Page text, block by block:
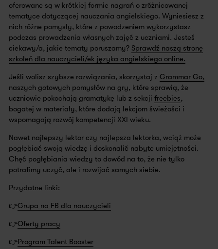
oferowane są w krótkiej formie nagrań o zróżnicowanej
tematyce dotyczącej nauczania angielskiego. Wyniesiesz z
nich różne pomysły, które z powodzeniem wykorzystasz
podczas prowadzenia własnych zajęć z uczniami. Jesteś
ciekawy/a, jakie tematy poruszamy? Sprawdź naszą stronę
szkoleń dla nauczycieli/ek języka angielskiego online.
Jeśli wolisz szybsze rozwiązania, skorzystaj z Grammar Go,
naszych gotowych pomysłów na gry, które sprawią, że
uczniowie pokochają gramatykę lub z sekcji freebies,
bogatej w materiały, które dodają lekcjom świeżości i
wspomagają rozwój kompetencji XXI wieku.
Nawet najlepszy lektor czy najlepsza lektorka, wciąż może
pogłębiać swoją wiedzę i doskonalić nabyte umiejętności.
Chęć pogłębiania wiedzy to dowód na to, że nie tylko
potrafimy uczyć, ale i rozwijać samych siebie.
Przydatne linki:
👉Grupa na FB dla nauczycieli
👉Oferty pracy
👉Program Talent Booster